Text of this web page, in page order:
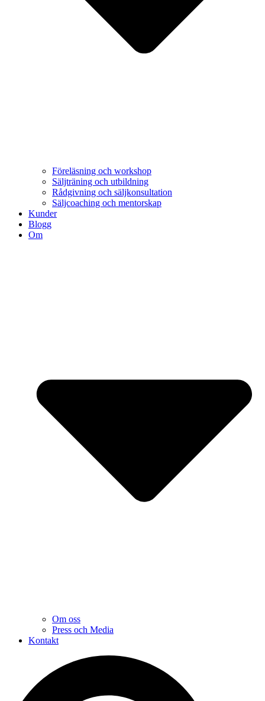
Föreläsning och workshop
Säljträning och utbildning
Rådgivning och säljkonsultation
Säljcoaching och mentorskap
Kunder
Blogg
Om
Om oss
Press och Media
Kontakt